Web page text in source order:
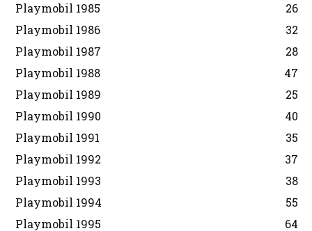
Playmobil 1985
26
Playmobil 1986
32
Playmobil 1987
28
Playmobil 1988
47
Playmobil 1989
25
Playmobil 1990
40
Playmobil 1991
35
Playmobil 1992
37
Playmobil 1993
38
Playmobil 1994
55
Playmobil 1995
64